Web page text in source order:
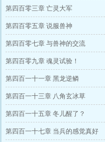
第四百零三章 亡灵大军
第四百零五章 说服兽神
第四百零七章 与兽神的交流
第四百零九章 魂灵试验！
第四百一十一章 黑龙逆鳞
第四百一十三章 八角玄冰草
第四百一十五章 冬儿醒了？
第四百一十七章 当兵的感觉真好